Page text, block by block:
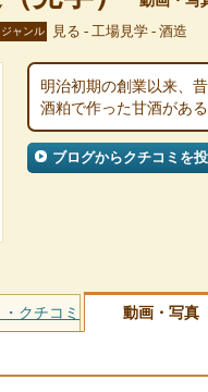
ジャンル 見る - 工場見学 - 酒造
明治初期の創業以来、
酒粕で作った甘酒があ
ブログからクチコミを
クチコミ 動画・写真